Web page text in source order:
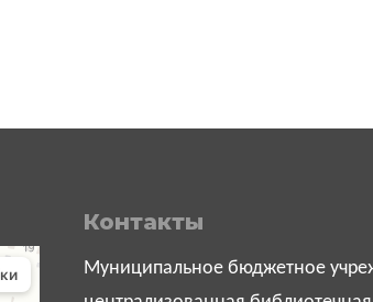
Контакты
Муниципальное бюджетное